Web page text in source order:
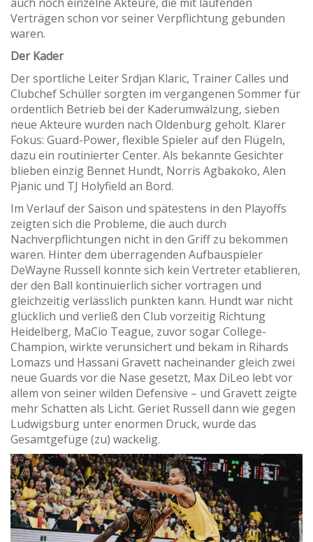
Verträgen schon vor seiner Verpflichtung gebunden
waren.
Der Kader
Der sportliche Leiter Srdjan Klaric, Trainer Calles und
Clubchef Schüller sorgten im vergangenen Sommer für
ordentlich Betrieb bei der Kaderumwälzung, sieben
neue Akteure wurden nach Oldenburg geholt. Klarer
Fokus: Guard-Power, flexible Spieler auf den Flügeln,
dazu ein routinierter Center. Als bekannte Gesichter
blieben einzig Bennet Hundt, Norris Agbakoko, Alen
Pjanic und TJ Holyfield an Bord.
Im Verlauf der Saison und spätestens in den Playoffs
zeigten sich die Probleme, die auch durch
Nachverpflichtungen nicht in den Griff zu bekommen
waren. Hinter dem überragenden Aufbauspieler
DeWayne Russell konnte sich kein Vertreter etablieren,
der den Ball kontinuierlich sicher vortragen und
gleichzeitig verlässlich punkten kann. Hundt war nicht
glücklich und verließ den Club vorzeitig Richtung
Heidelberg, MaCio Teague, zuvor sogar College-
Champion, wirkte verunsichert und bekam in Rihards
Lomazs und Hassani Gravett nacheinander gleich zwei
neue Guards vor die Nase gesetzt, Max DiLeo lebt vor
allem von seiner wilden Defensive – und Gravett zeigte
mehr Schatten als Licht. Geriet Russell dann wie gegen
Ludwigsburg unter enormen Druck, wurde das
Gesamtgefüge (zu) wackelig.